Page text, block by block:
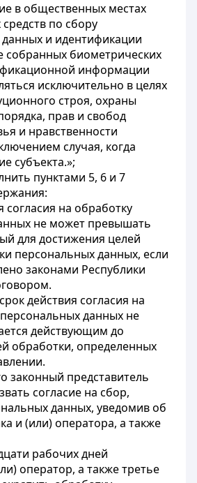
в общественных местах
по сбору
и идентификации
собранных биометрических
информации
исключительно в целях
строя, охраны
прав и свобод
и нравственности
случая, когда
субъекта.»;
пунктами 5, 6 и 7
согласия на обработку
не может превышать
для достижения целей
персональных данных, если
законами Республики
действия согласия на
данных не
действующим до
обработки, определенных
законный представитель
согласие на сбор,
данных, уведомив об
и (или) оператора, а также
рабочих дней
оператор, а также третье